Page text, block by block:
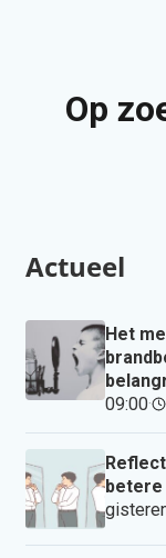
Op
Actueel
Het
09:00·